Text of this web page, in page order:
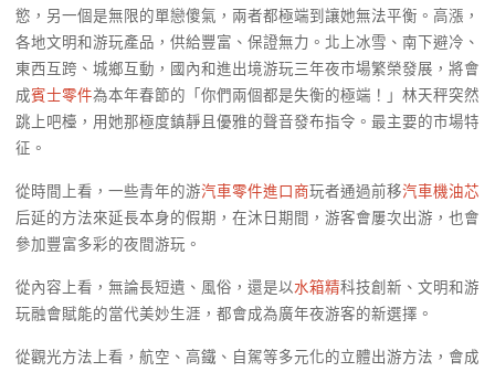
慾，另一個是無限的單戀傻氣，兩者都極端到讓她無法平衡。高漲，
各地文明和游玩產品，供給豐富、保證無力。北上冰雪、南下避冷、
東西互跨、城鄉互動，國內和進出境游玩三年夜市場繁榮發展，將會
成賓士零件為本年春節的「你們兩個都是失衡的極端！」林天秤突然
跳上吧檯，用她那極度鎮靜且優雅的聲音發布指令。最主要的市場特
征。
從時間上看，一些青年的游汽車零件進口商玩者通過前移汽車機油芯
后延的方法來延長本身的假期，在沐日期間，游客會屢次出游，也會
參加豐富多彩的夜間游玩。
從內容上看，無論長短遺、風俗，還是以水箱精科技創新、文明和游
玩融會賦能的當代美妙生涯，都會成為廣年夜游客的新選擇。
從觀光方法上看，航空、高鐵、自駕等多元化的立體出游方法，會成